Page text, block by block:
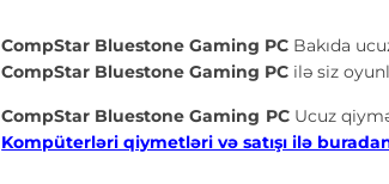
CompStar Bluestone Gaming PC Bakıda
CompStar Bluestone Gaming PC ilə siz
CompStar Bluestone Gaming PC Ucuz
Kompüterləri qiymetləri və satışı ilə